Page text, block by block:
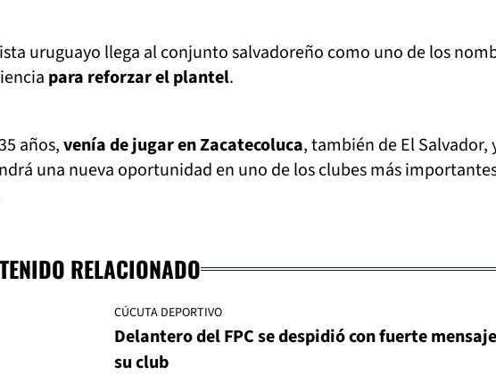
uruguayo llega al conjunto salvadoreño como uno de los
para reforzar el plantel.
años,venía de jugar en Zacatecoluca, también de El Salvador,
una nueva oportunidad en uno de los clubes más
RELACIONADO
CÚCUTA DEPORTIVO
Delantero del FPC se despidió con fuerte
su club